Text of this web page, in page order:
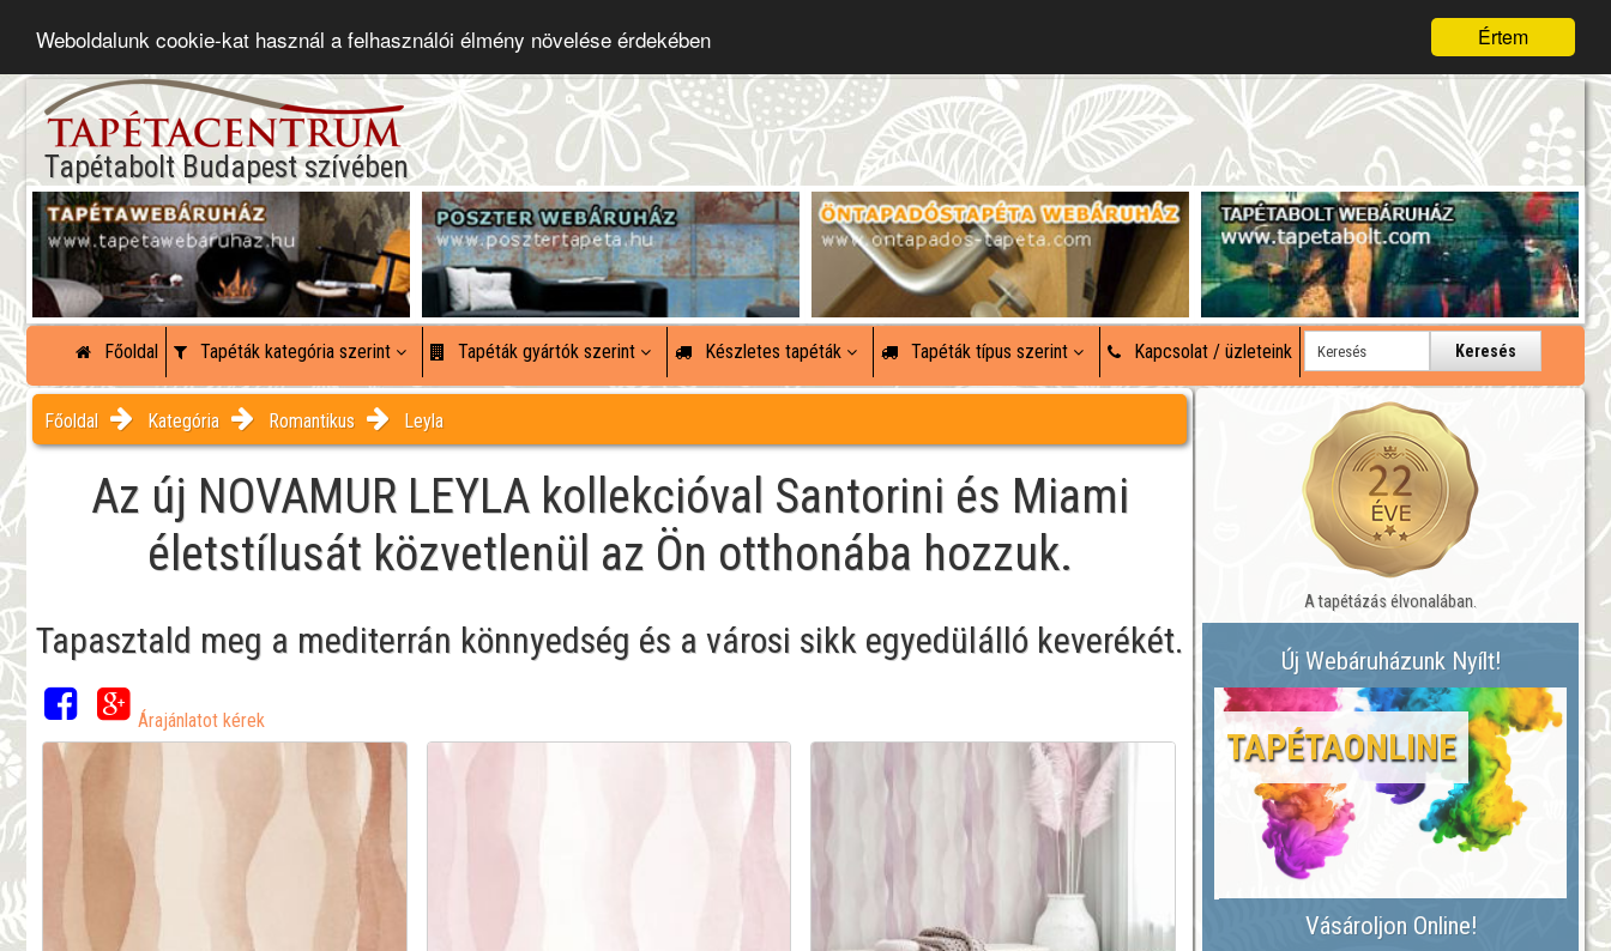
Értem
Weboldalunk cookie-kat használ a felhasználói élmény növelése érdekében
Tapétabolt Budapest szívében
Főoldal Tapéták kategória szerint Tapéták gyártók szerint Készletes tapéták Tapéták típus szerint Kapcsolat / üzleteink Keresés
Főoldal Kategória Romantikus Leyla
Az új NOVAMUR LEYLA kollekcióval Santorini és Miami
életstílusát közvetlenül az Ön otthonába hozzuk.
Tapasztald meg a mediterrán könnyedség és a városi sikk egyedülálló keverékét.
Árajánlatot kérek
A tapétázás élvonalában.
Új Webáruházunk Nyílt!
TAPÉTAONLINE
Vásároljon Online!